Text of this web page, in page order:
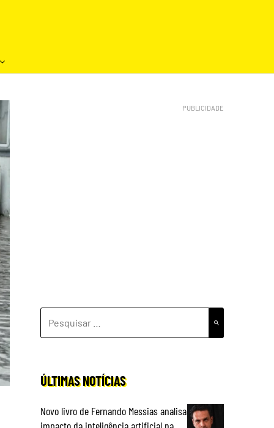
POR:
ÚLTIMAS NOTÍCIAS
Novo livro de Fernando Messias analisa